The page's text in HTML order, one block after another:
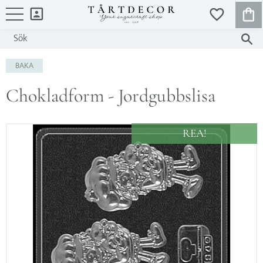
FAVORITER
BAKA
Chokladform - Jordgubbslisa
REA!